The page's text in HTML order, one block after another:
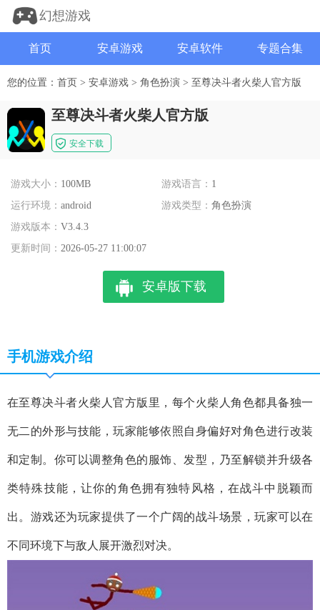
幻想游戏
首页 安卓游戏 安卓软件 专题合集
您的位置： 首页 > 安卓游戏 > 角色扮演 > 至尊决斗者火柴人官方版
至尊决斗者火柴人官方版
安全下载
游戏大小： 100MB 游戏语言： 1
运行环境： android 游戏类型：角色扮演
游戏版本： V3.4.3
更新时间： 2026-05-27 11:00:07
安卓版下载
手机游戏介绍
在至尊决斗者火柴人官方版里，每个火柴人角色都具备独一
无二的外形与技能，玩家能够依照自身偏好对角色进行改装
和定制。你可以调整角色的服饰、发型，乃至解锁并升级各
类特殊技能，让你的角色拥有独特风格，在战斗中脱颖而
出。游戏还为玩家提供了一个广阔的战斗场景，玩家可以在
不同环境下与敌人展开激烈对决。